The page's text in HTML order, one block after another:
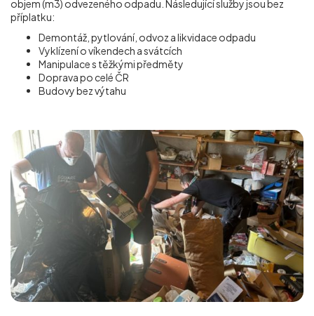
objem (m3) odvezeného odpadu. Následující služby jsou bez
příplatku:
Demontáž, pytlování, odvoz a likvidace odpadu
Vyklízení o víkendech a svátcích
Manipulace s těžkými předměty
Doprava po celé ČR
Budovy bez výtahu